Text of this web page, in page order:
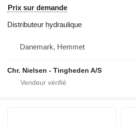
Prix sur demande
Distributeur hydraulique
Danemark, Hemmet
Chr. Nielsen - Tingheden A/S